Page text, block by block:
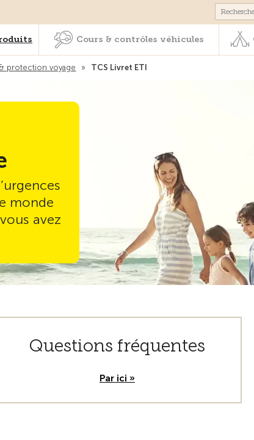
Cours & contrôles
Cours & contrôles véhicules
protection voyage » TCS Livret ETI
monde
avez
Questions fréquentes
Par ici »